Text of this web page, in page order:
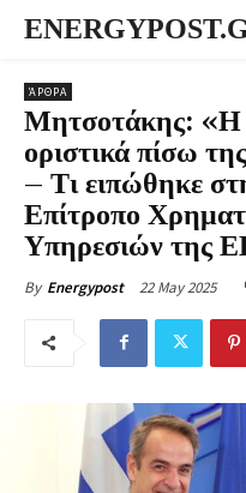
ΆΡΘΡΑ
Μητσοτάκης: «Η
οριστικά πίσω
– Τι ειπώθηκε
Επίτροπο
Υπηρεσιών της
By Energypost 22 May 2025